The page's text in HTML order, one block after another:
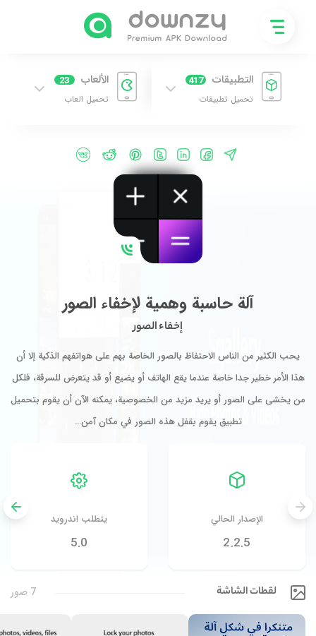
التطبيقات 417
تحميل تطبيقات
الألعاب 23
تحميل العاب
آلة حاسبة وهمية لإخفاء الصور
إخفاء الصور
يحب الكثير من الناس الاحتفاظ بالصور الخاصة بهم على هواتفهم الذكية إلا أن
هذا الأمر خطير جدا خاصة عندما يقع الهاتف أو يضيع أو قد يتعرض للسرقة، فلكل
من يخشى على الصور أو يريد مزيد من الخصوصية، يمكنه الآن أن يقوم بتحميل
تطبيق يقوم بقفل هذه الصور في مكان آمن…
الإصدار الحالي
2.2.5
يتطلب اندرويد
5.0
لقطات الشاشة 7 صور